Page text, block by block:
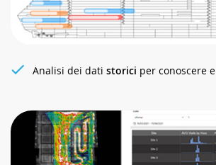
Analisi dei dati storici per conoscere e